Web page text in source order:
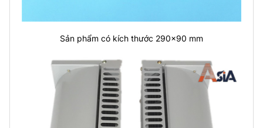
Sản phẩm có kích thước 290x90 mm